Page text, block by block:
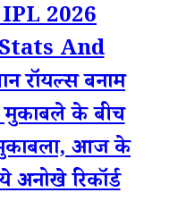
2026
And
रॉयल्स बनाम
मुकाबले के बीच
आज के
रिकॉर्ड